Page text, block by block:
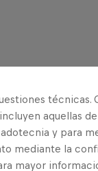
técnicas.
aquellas de
y para
mediante la
mayor